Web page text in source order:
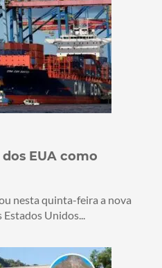
EUA como
nesta quinta-feira a nova
Unidos...